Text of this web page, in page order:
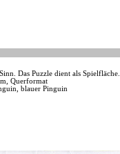
Das Puzzle dient als Spielfläche.
Querformat
blauer Pinguin